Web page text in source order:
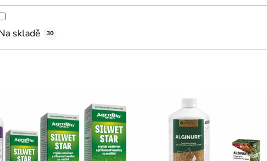
skladě 30